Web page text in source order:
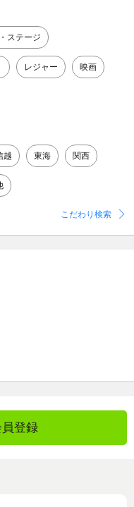
ステージ
レジャー 映画
越 東海 関西
こだわり検索
登録